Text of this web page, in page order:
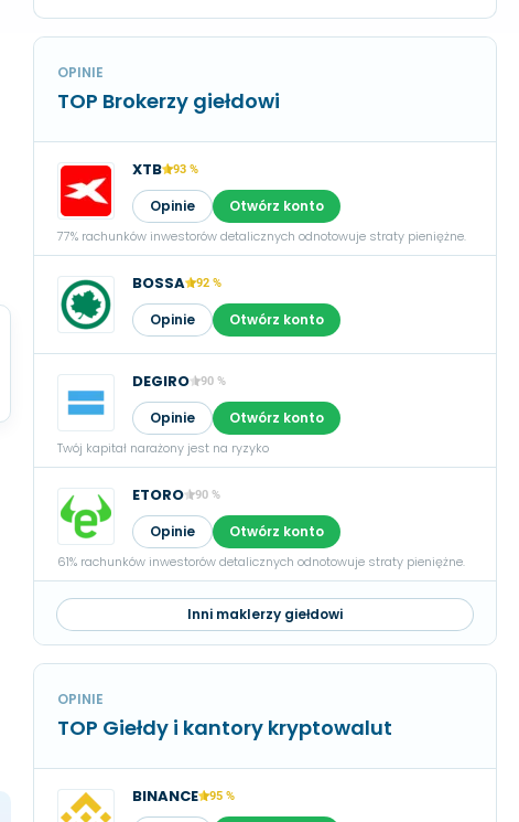
OPINIE
TOP Brokerzy giełdowi
XTB 93 %
Opinie Otwórz konto
77% rachunków inwestorów detalicznych odnotowuje straty pieniężne.
BOSSA 92 %
Opinie Otwórz konto
DEGIRO 90 %
Opinie Otwórz konto
Twój kapitał narażony jest na ryzyko
ETORO 90 %
Opinie Otwórz konto
61% rachunków inwestorów detalicznych odnotowuje straty pieniężne.
Inni maklerzy giełdowi
OPINIE
TOP Giełdy i kantory kryptowalut
BINANCE 95 %